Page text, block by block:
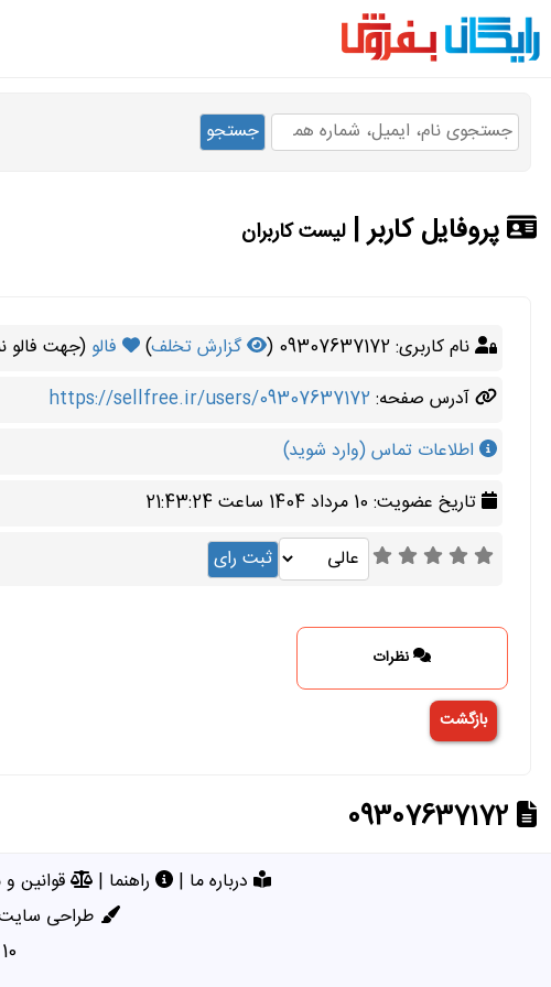
پروفایل کاربر |لیست کاربران
نام کاربری: 09307637172 ( گزارش تخلف) فالو (جهت فالو
آدرس صفحه: https://sellfree.ir/users/09307637172
اطلاعات تماس (وارد شوید)
تاریخ عضویت: 10 مرداد 1404 ساعت 21:43:24
نظرات
درباره ما | راهنما | قوانین
طراحی
10